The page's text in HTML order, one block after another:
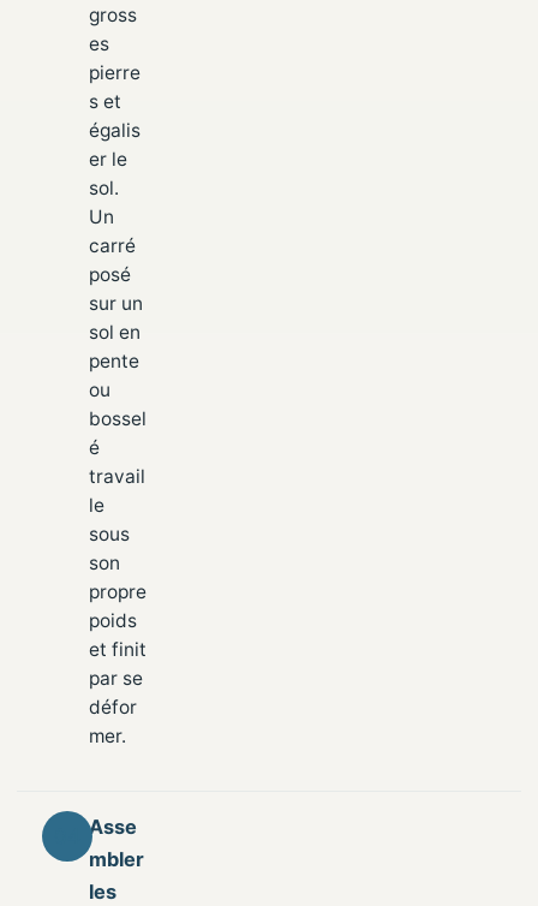
gross
es
pierre
s et
égalis
er le
sol.
Un
carré
posé
sur un
sol en
pente
ou
bossel
é
travail
le
sous
son
propre
poids
et finit
par se
défor
mer.
Asse
mbler
les